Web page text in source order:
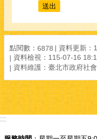
點閱數： 6878
資料更新：
資料檢視：115-07-16
資料維護：臺北市政府社
:::